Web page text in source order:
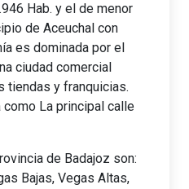
Hab. y el de menor
de Aceuchal con
es dominada por el
ciudad comercial
tiendas y franquicias.
La principal calle
de Badajoz son:
Bajas, Vegas Altas,